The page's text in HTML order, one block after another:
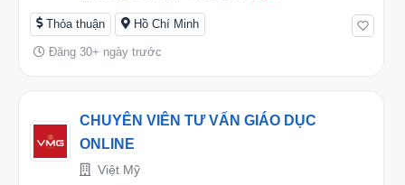
Thỏa thuận Hồ Chí Minh
Đăng 30+ ngày trước
CHUYÊN VIÊN TƯ VẤN GIÁO DỤC
ONLINE
Việt Mỹ